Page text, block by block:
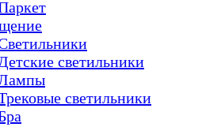
Детские светильники
светильники